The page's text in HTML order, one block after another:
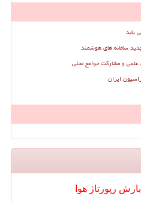
یابد
سامانه های هوشمند
علمی و مشارکت جوامع محلی
ایران
بارش رپورتاژ هوا